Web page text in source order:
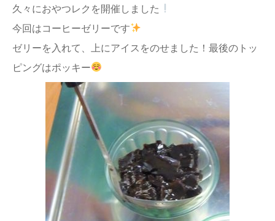
久々におやつレクを開催しました
今回はコーヒーゼリーです
ゼリーを入れて、上にアイスをのせました！最後のトッ
ピングはポッキー